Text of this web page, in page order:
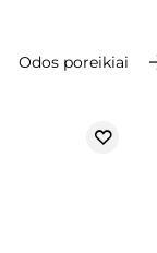
Odos poreikiai